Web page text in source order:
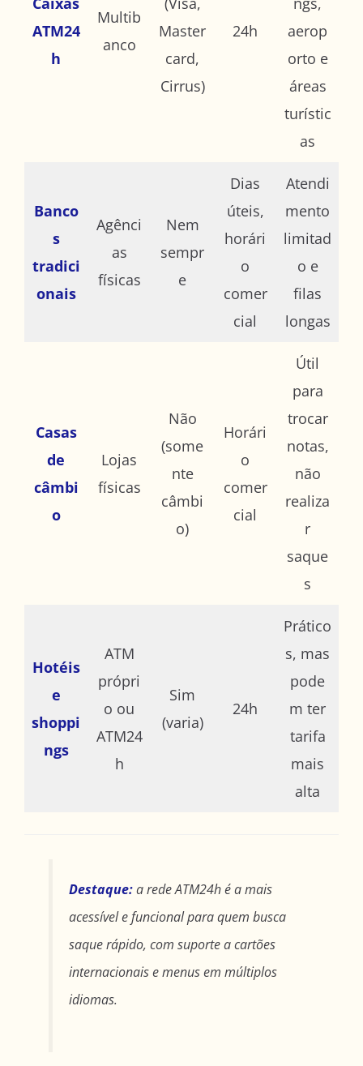
ATM24
h
Multib
anco
Master
card,
Cirrus)
24h
aerop
orto e
áreas
turístic
as
Banco
s
tradici
onais
Agênci
as
físicas
Nem
sempr
e
Dias
úteis,
horári
o
comer
cial
Atendi
mento
limitad
o e
filas
longas
Casas
de
câmbi
o
Lojas
físicas
Não
(some
nte
câmbi
o)
Horári
o
comer
cial
Útil
para
trocar
notas,
não
realiza
r
saque
s
Hotéis
e
shoppi
ngs
ATM
própri
o ou
ATM24
h
Sim
(varia)
24h
Prático
s, mas
pode
m ter
tarifa
mais
alta
Destaque:a rede ATM24h é a mais
acessível e funcional para quem busca
saque rápido, com suporte a cartões
internacionais e menus em múltiplos
idiomas.